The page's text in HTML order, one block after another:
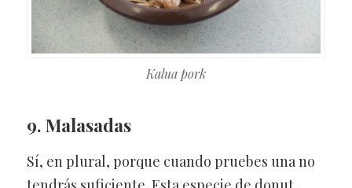
Kalua pork
9. Malasadas
Sí, en plural, porque cuando pruebes una no